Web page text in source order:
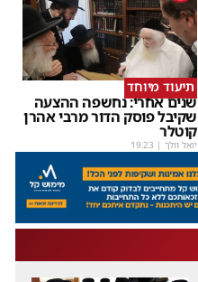
תיעוד מיוחד
שנים אחרי: נחשפה ההצעה
שקיבל פוסק הדור מרבי אהרן
קוטלר
יואל וולך |
19:23